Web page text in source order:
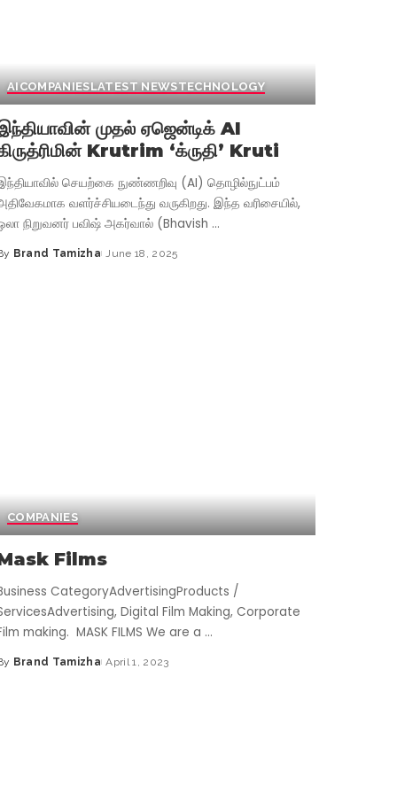
AICOMPANIESLATEST NEWSTECHNOLOGY
முதல் ஏஜென்டிக் AI
Krutrim ‘க்ருதி’ Kruti
செயற்கை நுண்ணறிவு (AI) தொழில்நுட்பம்
வளர்ச்சியடைந்து வருகிறது. இந்த வரிசையில்,
நிறுவனர் பவிஷ் அகர்வால் (Bhavish ...
Brand Tamizha June 18, 2025
COMPANIES
Films
CategoryAdvertisingProducts /
Digital Film Making, Corporate
making. MASK FILMS We are a ...
Brand Tamizha April 1, 2023